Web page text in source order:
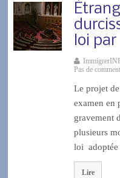
loi
Pas de
Le projet
examen en
gravement
plusieurs
loi
Lire